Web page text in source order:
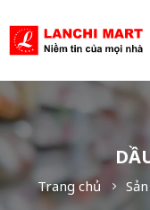
Trang chủ